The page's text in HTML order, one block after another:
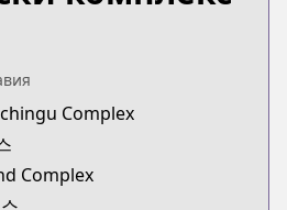
Complex
Complex